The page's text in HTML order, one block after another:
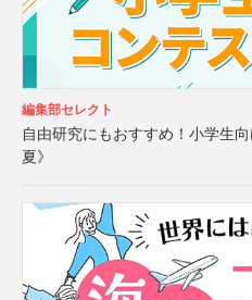
編集部セレクト
自由研究にもおすすめ！小学生
夏》